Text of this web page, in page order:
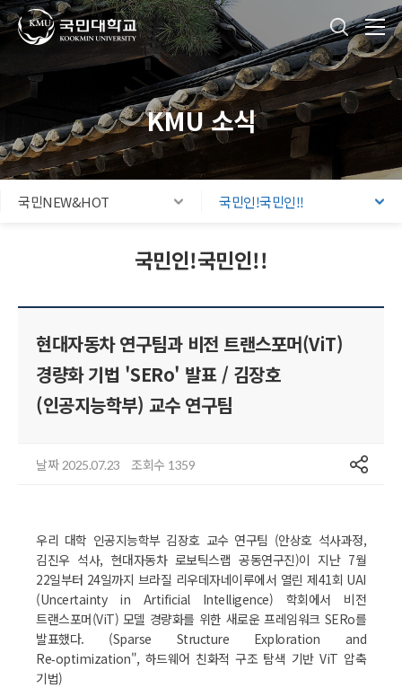
주메뉴 바로가기
본문내용 바로가기
푸터 바로가기
국민대학교
KMU 소식
국민NEW&HOT 국민인!국민인!!
국민인!국민인!!
현대자동차 연구팀과 비전 트랜스포머(ViT)
경량화 기법 'SERo' 발표 / 김장호
(인공지능학부) 교수 연구팀
날짜 2025.07.23 조회수 1359 공유
우리 대학 인공지능학부 김장호 교수 연구팀 (안상호 석사과정,
김진우 석사, 현대자동차 로보틱스랩 공동연구진)이 지난 7월
22일부터 24일까지 브라질 리우데자네이루에서 열린 제41회 UAI
(Uncertainty in Artificial Intelligence) 학회에서 비전
트랜스포머(ViT) 모델 경량화를 위한 새로운 프레임워크 SERo를
발표했다. (Sparse Structure Exploration and
Re‑optimization", 하드웨어 친화적 구조 탐색 기반 ViT 압축
기법)